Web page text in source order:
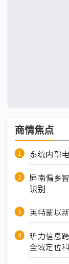
商情焦点
系统内部
屏南偏乡
识别
英特蒙以
昕力信息
全域定位